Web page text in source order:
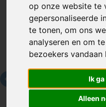
op onze website te
gepersonaliseerde
te tonen, om ons
analyseren en om
bezoekers vandaan
Ik
Alleen